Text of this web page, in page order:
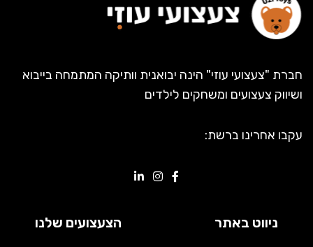
חברת "צעצועי עוזי" הינה יבואנית וותיקה המתמחה בייבוא
ושיווק צעצועים ומשחקים לילדים
עקבו אחרינו ברשת:
ניווט באתר הצעצועים שלנו